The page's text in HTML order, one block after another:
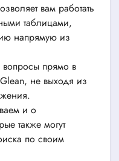
вам работать
таблицами,
напрямую из
вопросы прямо в
не выходя из
и о
также могут
по своим